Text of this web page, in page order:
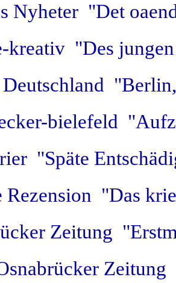
Nyheter "Det
kreativ "Des
Deutschland
bielefeld
"Späte
Rezension "Das
Zeitung